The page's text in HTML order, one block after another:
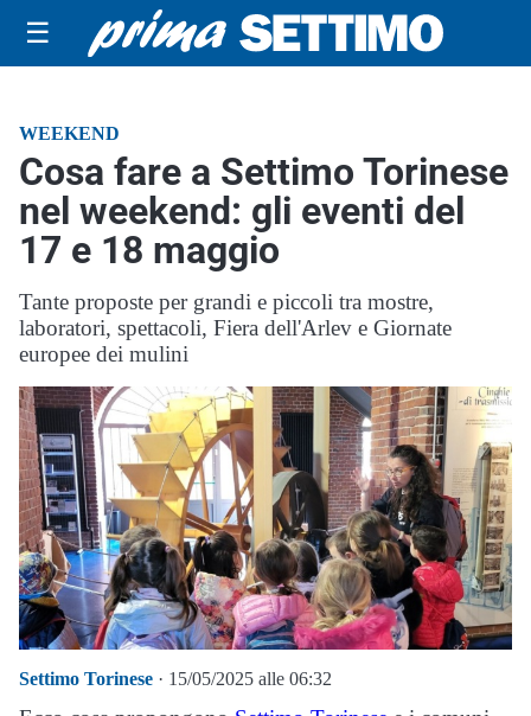
☰
WEEKEND
Cosa fare a Settimo Torinese
nel weekend: gli eventi del
17 e 18 maggio
Tante proposte per grandi e piccoli tra mostre,
laboratori, spettacoli, Fiera dell'Arlev e Giornate
europee dei mulini
Settimo Torinese · 15/05/2025 alle 06:32